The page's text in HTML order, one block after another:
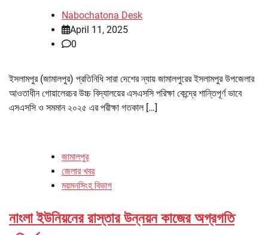
Nabochatona Desk
April 11, 2025
0
ইসলামপুর (জামালপুর) প্রতিনিধি সারা দেশের ন্যায় জামালপুরের ইসলামপুর উপজেলার
আওতাধীন গোয়ালেরচর উচ্চ বিদ্যালয়ের এসএসসি পরিক্ষা কেন্দ্রে শান্তিপূর্ণ ভাবে
এসএসসি ও সমমান ২০২৫ এর পরীক্ষা গতকাল […]
জামালপুর
জেলার খবর
ময়মনসিংহ বিভাগ
নাংলা ইউনিয়নের রাস্তার উন্নয়ন কাজের অগ্রগতি